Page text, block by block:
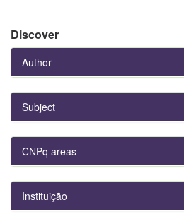
Discover
Author
Subject
CNPq areas
Instituição